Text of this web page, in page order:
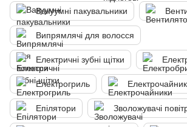
Вакуумні пакувальники
Випрямлячі для волосся
Електричні зубні щітки
Електрогриль
Епілятори Зволожувачі